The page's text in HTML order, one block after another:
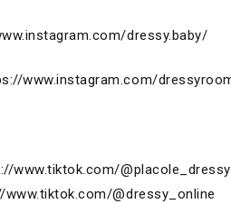
dressy.baby/
www.instagram.com/
www.tiktok.com/@placole_dressy
@dressy_online